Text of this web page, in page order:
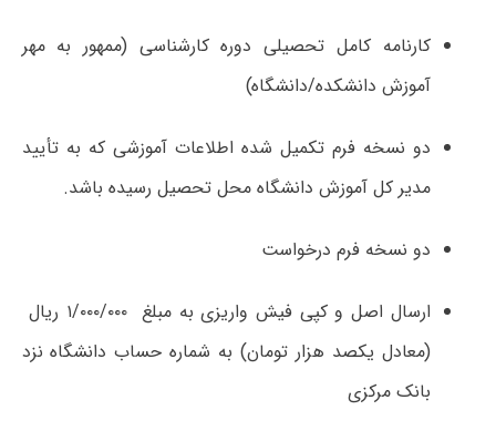
کارنامه کامل تحصیلی دوره کارشناسی (ممهور به مهر
آموزش دانشکده/دانشگاه)
دو نسخه فرم تکمیل شده اطلاعات آموزشی که به تأیید
مدیر کل آموزش دانشگاه محل تحصیل رسیده باشد.
دو نسخه فرم درخواست
ارسال اﺻﻞ و کپی فیش واریزی به مبلغ ۱/۰۰۰/۰۰۰ ریال
(معادل یکصد هزار تومان) به شماره حساب دانشگاه نزد
بانک مرکزی